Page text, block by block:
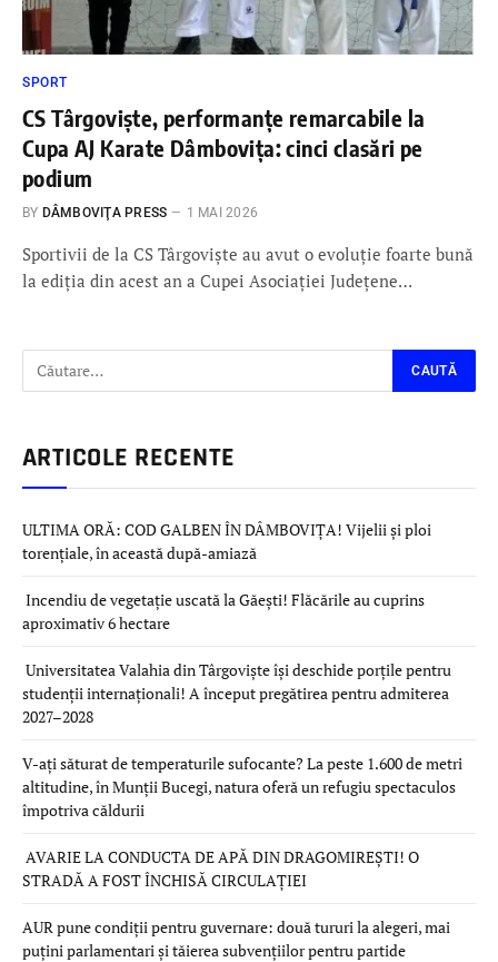
SPORT
CS Târgoviște, performanțe remarcabile la
Cupa AJ Karate Dâmbovița: cinci clasări pe
podium
BY DÂMBOVIŢA PRESS 1 MAI 2026
Sportivii de la CS Târgoviște au avut o evoluție foarte bună
la ediția din acest an a Cupei Asociației Județene…
ARTICOLE RECENTE
ULTIMA ORĂ: COD GALBEN ÎN DÂMBOVIȚA! Vijelii și ploi
torențiale, în această după-amiază
Incendiu de vegetație uscată la Găești! Flăcările au cuprins
aproximativ 6 hectare
Universitatea Valahia din Târgoviște își deschide porțile pentru
studenții internaționali! A început pregătirea pentru admiterea
2027–2028
V-ați săturat de temperaturile sufocante? La peste 1.600 de metri
altitudine, în Munții Bucegi, natura oferă un refugiu spectaculos
împotriva căldurii
AVARIE LA CONDUCTA DE APĂ DIN DRAGOMIREȘTI! O
STRADĂ A FOST ÎNCHISĂ CIRCULAȚIEI
AUR pune condiții pentru guvernare: două tururi la alegeri, mai
puțini parlamentari și tăierea subvențiilor pentru partide